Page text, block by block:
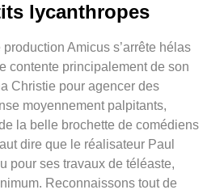
lycanthropes
production Amicus s’arrête hélas
contente principalement de son
Christie pour agencer des
moyennement palpitants,
la belle brochette de comédiens
dire que le réalisateur Paul
pour ses travaux de téléaste,
Reconnaissons tout de